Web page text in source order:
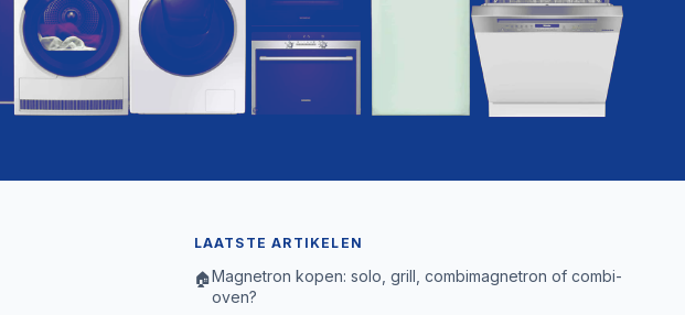
LAATSTE ARTIKELEN
🏠Magnetron kopen: solo, grill, combimagnetron of combi-
oven?